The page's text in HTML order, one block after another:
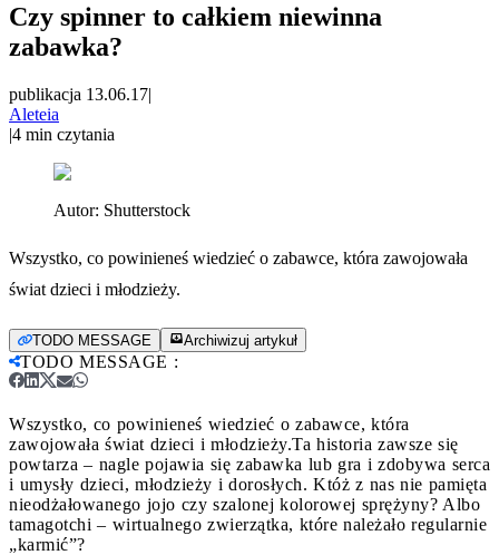
Czy spinner to całkiem niewinna
zabawka?
publikacja 13.06.17|
Aleteia
|4 min czytania
Autor: Shutterstock
Wszystko, co powinieneś wiedzieć o zabawce, która zawojowała
świat dzieci i młodzieży.
TODO MESSAGE Archiwizuj artykuł
TODO MESSAGE :
Wszystko, co powinieneś wiedzieć o zabawce, która
zawojowała świat dzieci i młodzieży.Ta historia zawsze się
powtarza – nagle pojawia się zabawka lub gra i zdobywa serca
i umysły dzieci, młodzieży i dorosłych. Któż z nas nie pamięta
nieodżałowanego jojo czy szalonej kolorowej sprężyny? Albo
tamagotchi – wirtualnego zwierzątka, które należało regularnie
„karmić”?